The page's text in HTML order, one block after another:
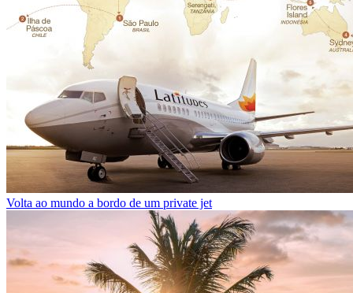
Volta ao mundo a bordo de um private jet